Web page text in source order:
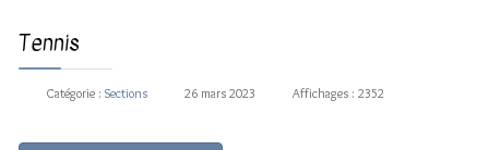
Tennis
Catégorie : Sections 26 mars 2023 Affichages : 2352